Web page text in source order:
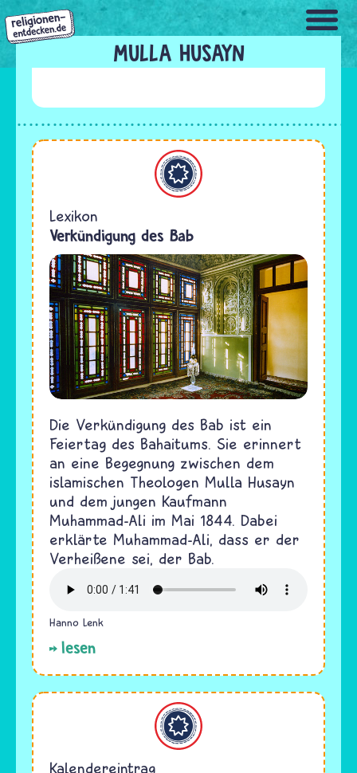
Direkt
zum
Inhalt
MULLA HUSAYN
Bahaitum
Lexikon
Verkündigung des Bab
Die Verkündigung des Bab ist ein
Feiertag des Bahaitums. Sie erinnert
an eine Begegnung zwischen dem
islamischen Theologen Mulla Husayn
und dem jungen Kaufmann
Muhammad-Ali im Mai 1844. Dabei
erklärte Muhammad-Ali, dass er der
Verheißene sei, der Bab.
Hanno Lenk
lesen
Bahaitum
Kalendereintrag